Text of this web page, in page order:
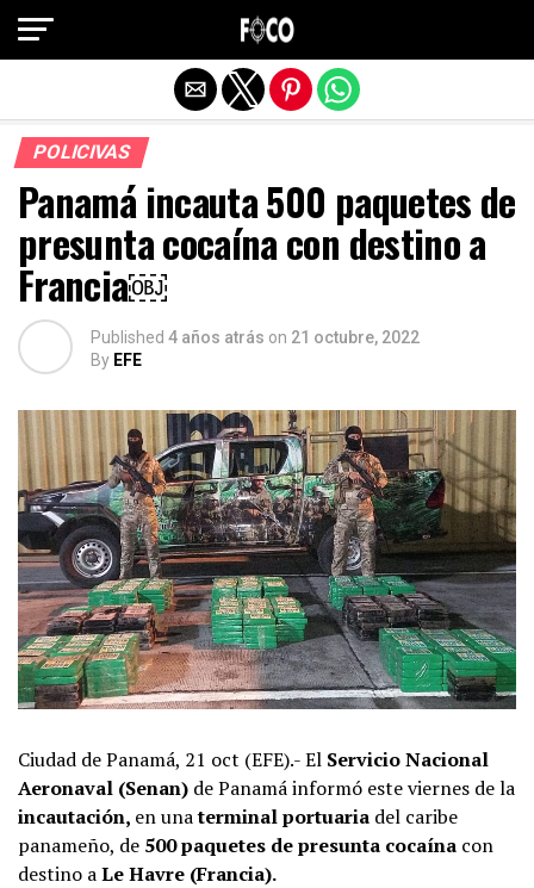
POLICIVAS
Panamá incauta 500 paquetes de
presunta cocaína con destino a
Francia￼
Published 4 años atrás on 21 octubre, 2022
By EFE
Ciudad de Panamá, 21 oct (EFE).- El Servicio Nacional
Aeronaval (Senan) de Panamá informó este viernes de la
incautación, en unaterminal portuaria del caribe
panameño, de 500 paquetes de presunta cocaína con
destino aLe Havre (Francia).
Salir de la versión móvil